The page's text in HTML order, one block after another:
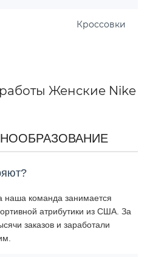
Кроссовки
Женские Nike
наша команда занимается
атрибутики из США. За
заказов и заработали